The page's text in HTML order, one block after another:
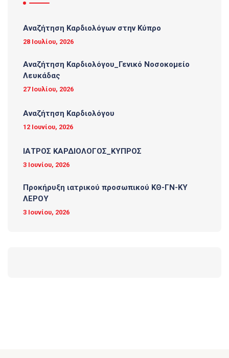
Αναζήτηση Καρδιολόγων στην Κύπρο
28 Ιουλίου, 2026
Αναζήτηση Καρδιολόγου_Γενικό Νοσοκομείο
Λευκάδας
27 Ιουλίου, 2026
Αναζήτηση Καρδιολόγου
12 Ιουνίου, 2026
ΙΑΤΡΟΣ ΚΑΡΔΙΟΛΟΓΟΣ_ΚΥΠΡΟΣ
3 Ιουνίου, 2026
Προκήρυξη ιατρικού προσωπικού ΚΘ-ΓΝ-ΚΥ
ΛΕΡΟΥ
3 Ιουνίου, 2026